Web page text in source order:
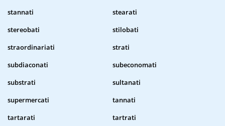
stannati
stearati
stereobati
stilobati
straordinariati
strati
subdiaconati
subeconomati
substrati
sultanati
supermercati
tannati
tartarati
tartrati